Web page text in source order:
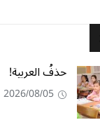
حذفُ العربية!
2026/08/05